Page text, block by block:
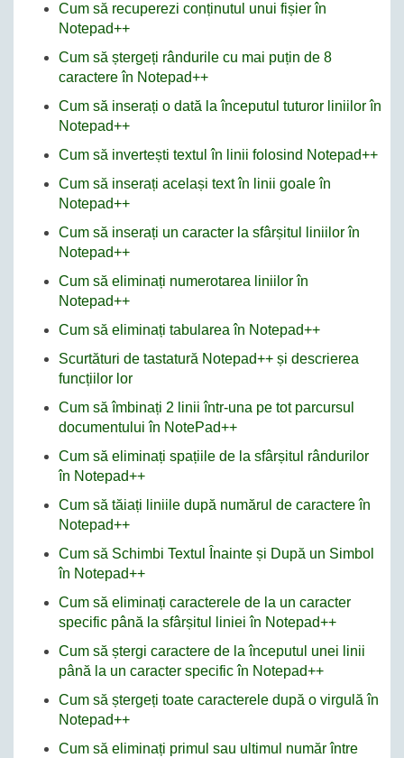
Cum să recuperezi conținutul unui fișier în
Notepad++
Cum să ștergeți rândurile cu mai puțin de 8
caractere în Notepad++
Cum să inserați o dată la începutul tuturor liniilor în
Notepad++
Cum să invertești textul în linii folosind Notepad++
Cum să inserați același text în linii goale în
Notepad++
Cum să inserați un caracter la sfârșitul liniilor în
Notepad++
Cum să eliminați numerotarea liniilor în
Notepad++
Cum să eliminați tabularea în Notepad++
Scurtături de tastatură Notepad++ și descrierea
funcțiilor lor
Cum să îmbinați 2 linii într-una pe tot parcursul
documentului în NotePad++
Cum să eliminați spațiile de la sfârșitul rândurilor
în Notepad++
Cum să tăiați liniile după numărul de caractere în
Notepad++
Cum să Schimbi Textul Înainte și După un Simbol
în Notepad++
Cum să eliminați caracterele de la un caracter
specific până la sfârșitul liniei în Notepad++
Cum să ștergi caractere de la începutul unei linii
până la un caracter specific în Notepad++
Cum să ștergeți toate caracterele după o virgulă în
Notepad++
Cum să eliminați primul sau ultimul număr între